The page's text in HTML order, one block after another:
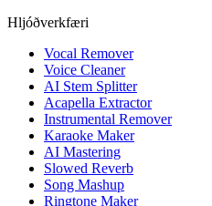
Hljóðverkfæri
Vocal Remover
Voice Cleaner
AI Stem Splitter
Acapella Extractor
Instrumental Remover
Karaoke Maker
AI Mastering
Slowed Reverb
Song Mashup
Ringtone Maker